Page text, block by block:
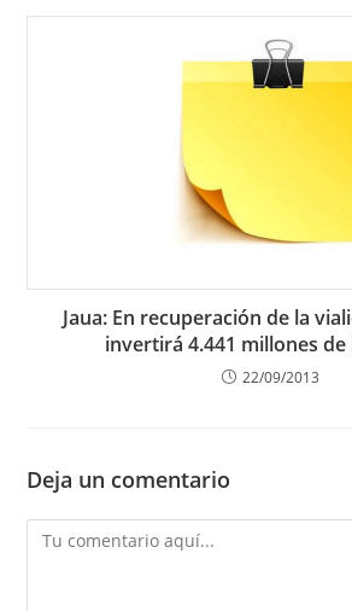
Jaua: En recuperación de la
invertirá 4.441 millones
22/09/2013
Deja un comentario